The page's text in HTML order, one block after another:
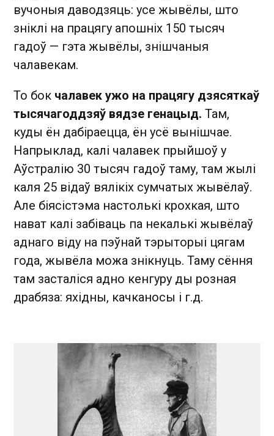
вучоныя даводзяць: усе жывёлы, што
зніклі на працягу апошніх 150 тысяч
гадоў — гэта жывёлы, знішчаныя
чалавекам.
То бок чалавек ужо на працягу дзясяткаў
тысячагоддзяў вядзе генацыд. Там,
куды ён дабіраецца, ён усё вынішчае.
Напрыклад, калі чалавек прыйшоў у
Аўстралію 30 тысяч гадоў таму, там жылі
каля 25 відаў вялікіх сумчатых жывёлаў.
Але біясістэма настолькі крохкая, што
нават калі забіваць па некалькі жывёлаў
аднаго віду на пэўнай тэрыторыі цягам
года, жывёла можа знікнуць. Таму сёння
там засталіся адно кенгуру ды розная
драбяза: яхідны, качканосы і г.д.